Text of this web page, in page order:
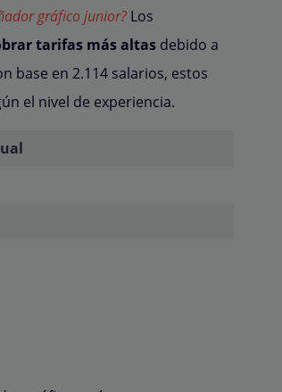
gráfico junior? Los
tarifas más altas debido a
base en 2.114 salarios, estos
el nivel de experiencia.